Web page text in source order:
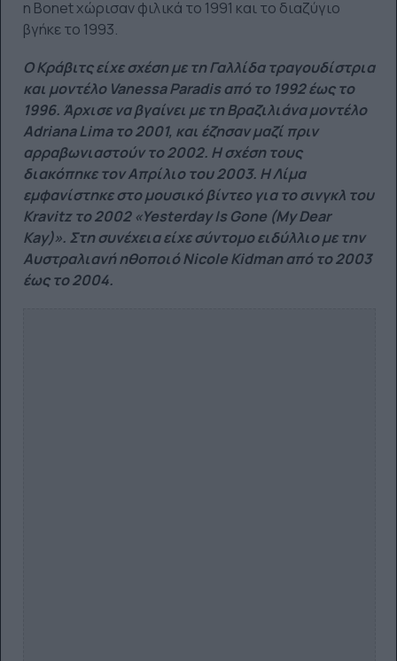
η Bonet χώρισαν φιλικά το 1991 και το διαζύγιο
βγήκε το 1993.
Ο Κράβιτς είχε σχέση με τη Γαλλίδα τραγουδίστρια
και μοντέλο Vanessa Paradis από το 1992 έως το
1996. Άρχισε να βγαίνει με τη Βραζιλιάνα μοντέλο
Adriana Lima το 2001, και έζησαν μαζί πριν
αρραβωνιαστούν το 2002. Η σχέση τους
διακόπηκε τον Απρίλιο του 2003. Η Λίμα
εμφανίστηκε στο μουσικό βίντεο για το σινγκλ του
Kravitz το 2002 «Yesterday Is Gone (My Dear
Kay)». Στη συνέχεια είχε σύντομο ειδύλλιο με την
Αυστραλιανή ηθοποιό Nicole Kidman από το 2003
έως το 2004.